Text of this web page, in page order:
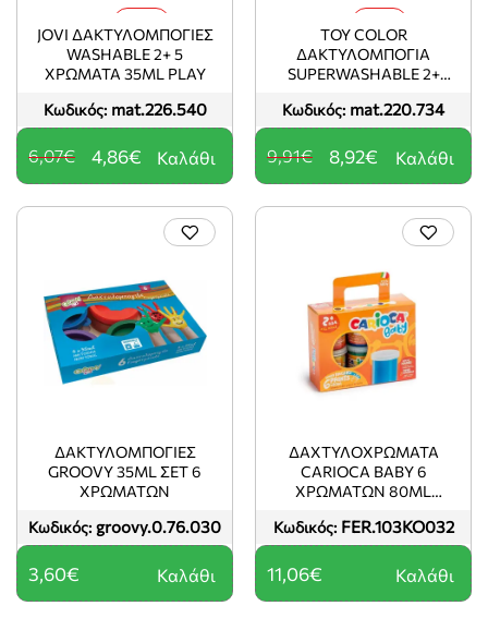
Κωδικός: mat.226.540
JOVI ΔΑΚΤΥΛΟΜΠΟΓΙΕΣ
WASHABLE 2+ 5
ΧΡΩΜΑΤΑ 35ML PLAY
4,86€
6,07€ Καλάθι
Κωδικός: mat.220.734
TOY COLOR
ΔΑΚΤΥΛΟΜΠΟΓΙA
SUPERWASHABLE 2+
ΧΡΩΜΑΤΑ 80ML KIDS ΑΣΣ
8,92€
9,91€ Καλάθι
Κωδικός: groovy.0.76.030
ΔΑΚΤΥΛΟΜΠΟΓΙΕΣ
GROOVY 35ML ΣΕΤ 6
ΧΡΩΜΑΤΩΝ
3,60€ Καλάθι
Κωδικός: FER.103KO032
ΔΑΧΤΥΛΟΧΡΩΜΑΤΑ
CARIOCA BABY 6
ΧΡΩΜΑΤΩΝ 80ML
11,06€ Καλάθι